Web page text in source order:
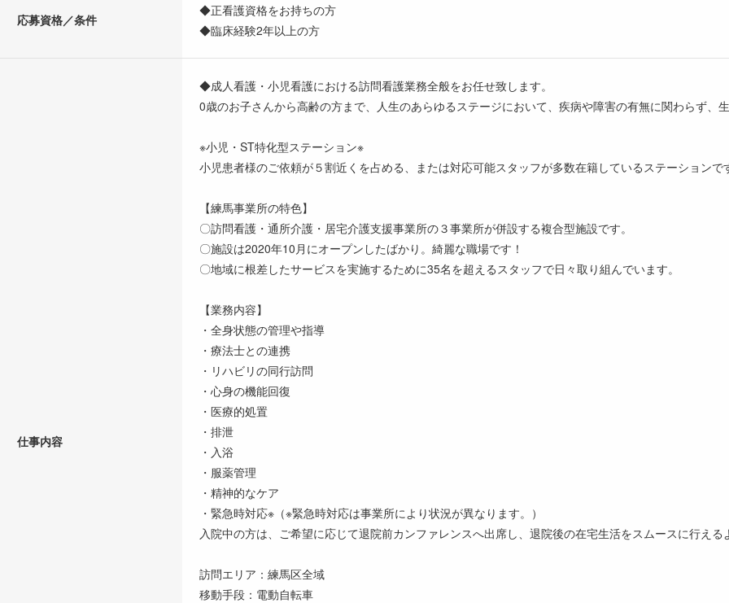
応募資格／条件
◆正看護資格をお持ちの方
◆臨床経験2年以上の方
仕事内容
◆成人看護・小児看護における訪問看護業務全般をお任せ致します。
0歳のお子さんから高齢の方まで、人生のあらゆるステージにおいて、疾病や障害の有無に関わらず、
※小児・ST特化型ステーション※
小児患者様のご依頼が５割近くを占める、または対応可能スタッフが多数在籍しているステーションで
【練馬事業所の特色】
〇訪問看護・通所介護・居宅介護支援事業所の３事業所が併設する複合型施設です。
〇施設は2020年10月にオープンしたばかり。綺麗な職場です！
〇地域に根差したサービスを実施するために35名を超えるスタッフで日々取り組んでいます。
【業務内容】
・全身状態の管理や指導
・療法士との連携
・リハビリの同行訪問
・心身の機能回復
・医療的処置
・排泄
・入浴
・服薬管理
・精神的なケア
・緊急時対応※（※緊急時対応は事業所により状況が異なります。）
入院中の方は、ご希望に応じて退院前カンファレンスへ出席し、退院後の在宅生活をスムースに行え
訪問エリア：練馬区全域
移動手段：電動自転車